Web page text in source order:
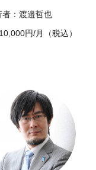
者：渡邉哲也
円/月（税込）